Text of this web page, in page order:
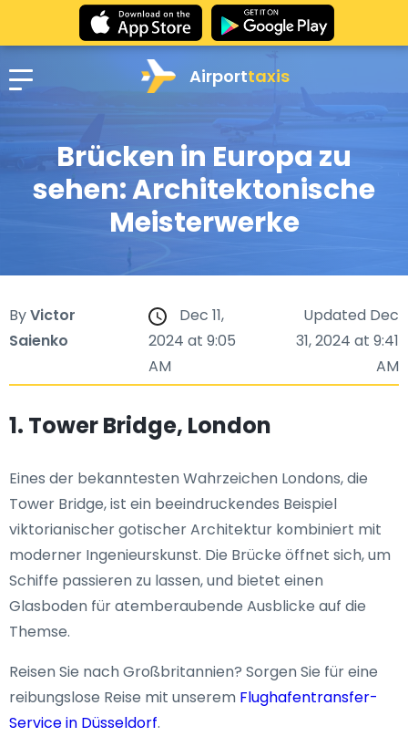
Airporttaxis
Brücken in Europa zu
sehen: Architektonische
Meisterwerke
ByVictor
Saienko
Dec 11,
2024 at 9:05
AM
Updated Dec
31, 2024 at 9:41
AM
1. Tower Bridge, London
Eines der bekanntesten Wahrzeichen Londons, die
Tower Bridge, ist ein beeindruckendes Beispiel
viktorianischer gotischer Architektur kombiniert mit
moderner Ingenieurskunst. Die Brücke öffnet sich, um
Schiffe passieren zu lassen, und bietet einen
Glasboden für atemberaubende Ausblicke auf die
Themse.
Reisen Sie nach Großbritannien? Sorgen Sie für eine
reibungslose Reise mit unserem Flughafentransfer-
Service in Düsseldorf.